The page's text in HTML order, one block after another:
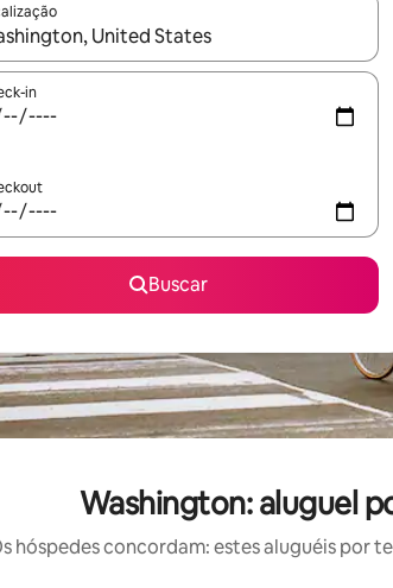
os resultados estiverem disponíveis,
in
Buscar
Washington: aluguel
hóspedes concordam: estes aluguéis por